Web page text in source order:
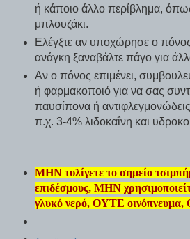
ή κάποιο άλλο περίβλημα,
μπλουζάκι.
Ελέγξτε αν υποχώρησε ο πόνος,
ανάγκη ξαναβάλτε πάγο για
Αν ο πόνος επιμένει,
ή φαρμακοποιό για να σας
παυσίπονα ή
π.χ. 3-4% λιδοκαΐνη και
MHN τυλίγετε το σημείο
επιδέσμους, ΜΗΝ
γλυκό νερό, ΟΥΤΕ